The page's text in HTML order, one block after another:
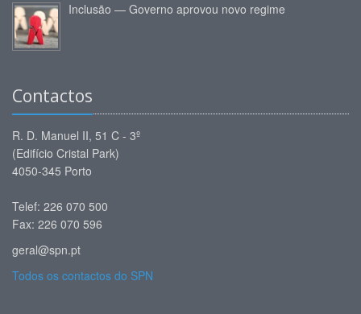
Inclusão — Governo aprovou novo regime
Contactos
R. D. Manuel II, 51 C - 3º
(Edifício Cristal Park)
4050-345 Porto
Telef: 226 070 500
Fax: 226 070 596
geral@spn.pt
Todos os contactos do SPN